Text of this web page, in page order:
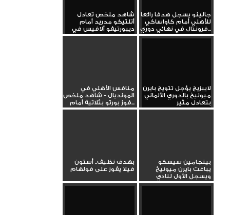
جالينو يسجل هدفا رائعا
للأهلي أمام كاواساكي
فرونتال في نهائي دوري...
شاهد ملخص تعادل
أتلتيكو مدريد أمام
ديبورتيفو ألافيس في
الدوري...
لايبزيج يؤجل تتويج بايرن
ميونيخ بالدوري الألماني
بتعادل مثير
منافس الأهلي في
المونديال - شاهد ملخص
فوز بورتو بثلاثية أمام...
بينجامين سيسكو
يباغت بايرن ميونيخ
ويسجل الأول لنادي
لايبزيج
بهدف نظيف.. أستون
فيلا يفوز على فولهام